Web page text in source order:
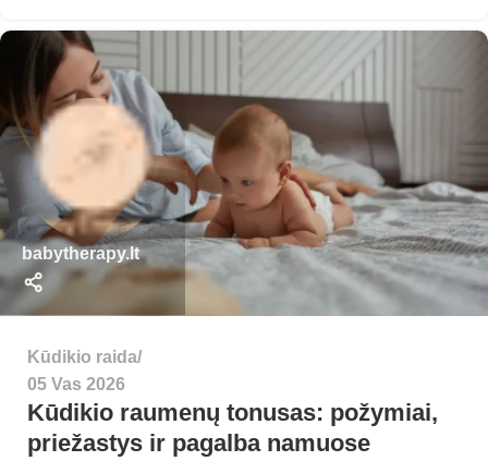
babytherapy.lt
Kūdikio raida
05 Vas 2026
Kūdikio raumenų tonusas: požymiai,
priežastys ir pagalba namuose